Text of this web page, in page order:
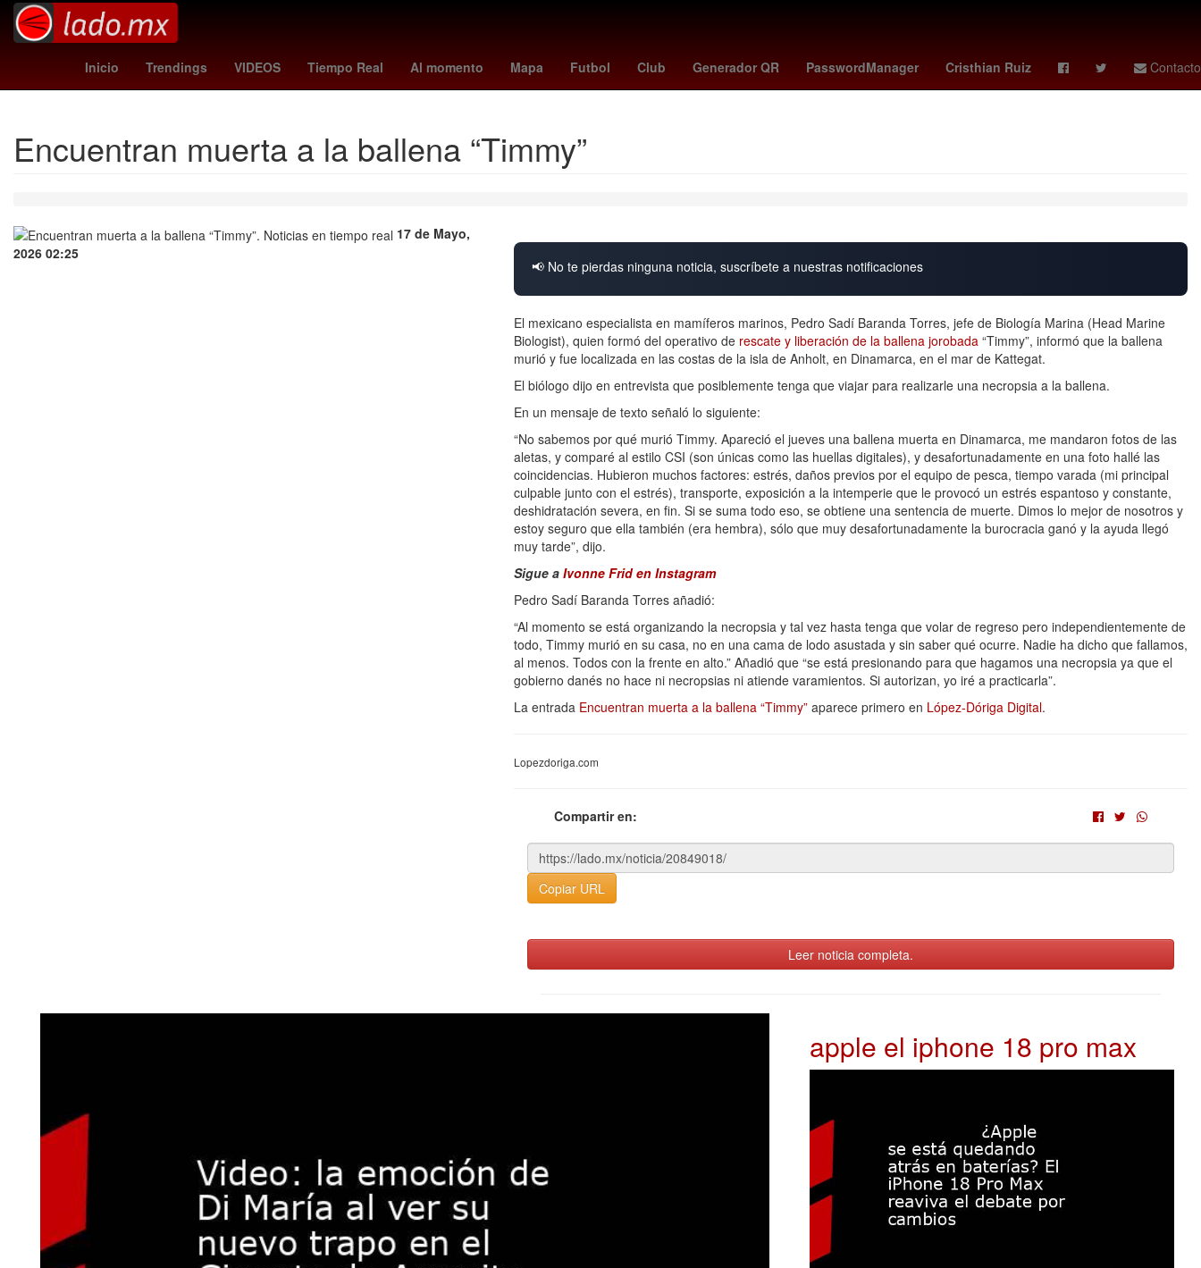
Inicio Trendings VIDEOS Tiempo Real Al momento Mapa Futbol Club Generador QR PasswordManager Cristhian Ruiz Contacto
Semana Santa Senador Dragón Mets - Dodgers Echo apple el iphone 18 pro max Empresa 27 de marzo Twitch la independencia de méxico
Encuentran muerta a la ballena “Timmy”
17 de Mayo,
2026 02:25
📢 No te pierdas ninguna noticia, suscríbete a nuestras notificaciones
El mexicano especialista en mamíferos marinos, Pedro Sadí Baranda Torres, jefe de Biología Marina (Head Marine
Biologist), quien formó del operativo de rescate y liberación de la ballena jorobada “Timmy”, informó que la ballena
murió y fue localizada en las costas de la isla de Anholt, en Dinamarca, en el mar de Kattegat.
El biólogo dijo en entrevista que posiblemente tenga que viajar para realizarle una necropsia a la ballena.
En un mensaje de texto señaló lo siguiente:
“No sabemos por qué murió Timmy. Apareció el jueves una ballena muerta en Dinamarca, me mandaron fotos de las
aletas, y comparé al estilo CSI (son únicas como las huellas digitales), y desafortunadamente en una foto hallé las
coincidencias. Hubieron muchos factores: estrés, daños previos por el equipo de pesca, tiempo varada (mi principal
culpable junto con el estrés), transporte, exposición a la intemperie que le provocó un estrés espantoso y constante,
deshidratación severa, en fin. Si se suma todo eso, se obtiene una sentencia de muerte. Dimos lo mejor de nosotros y
estoy seguro que ella también (era hembra), sólo que muy desafortunadamente la burocracia ganó y la ayuda llegó
muy tarde”, dijo.
Sigue a Ivonne Frid en Instagram
Pedro Sadí Baranda Torres añadió:
“Al momento se está organizando la necropsia y tal vez hasta tenga que volar de regreso pero independientemente de
todo, Timmy murió en su casa, no en una cama de lodo asustada y sin saber qué ocurre. Nadie ha dicho que fallamos,
al menos. Todos con la frente en alto.” Añadió que “se está presionando para que hagamos una necropsia ya que el
gobierno danés no hace ni necropsias ni atiende varamientos. Si autorizan, yo iré a practicarla”.
La entrada Encuentran muerta a la ballena “Timmy” aparece primero en López-Dóriga Digital.
Lopezdoriga.com
Compartir en:
Copiar URL
Leer noticia completa.
apple el iphone 18 pro max